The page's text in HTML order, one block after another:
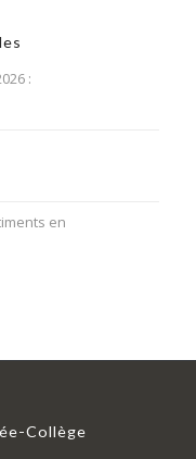
:
en
Collège